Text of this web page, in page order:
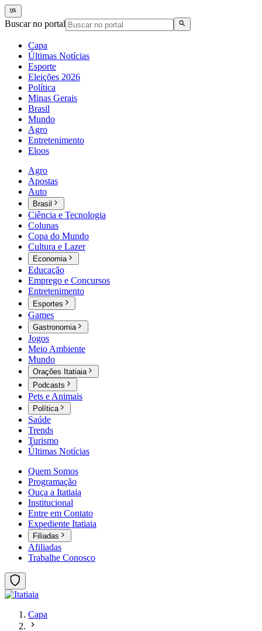
Buscar no portal
Capa
Últimas Notícias
Esporte
Eleições 2026
Política
Minas Gerais
Brasil
Mundo
Agro
Entretenimento
Eloos
Agro
Apostas
Auto
Brasil
Ciência e Tecnologia
Colunas
Copa do Mundo
Cultura e Lazer
Economia
Educação
Emprego e Concursos
Entretenimento
Esportes
Games
Gastronomia
Jogos
Meio Ambiente
Mundo
Orações Itatiaia
Podcasts
Pets e Animais
Política
Saúde
Trends
Turismo
Últimas Notícias
Quem Somos
Programação
Ouça a Itatiaia
Institucional
Entre em Contato
Expediente Itatiaia
Filiadas
Afiliadas
Trabalhe Conosco
Capa